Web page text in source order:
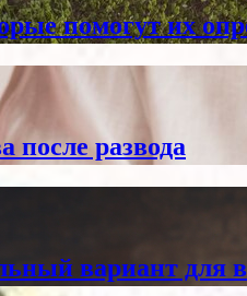
помогут их
после развода
вариант для